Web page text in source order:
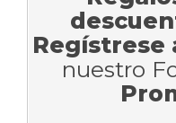
Regístrese
nuestro